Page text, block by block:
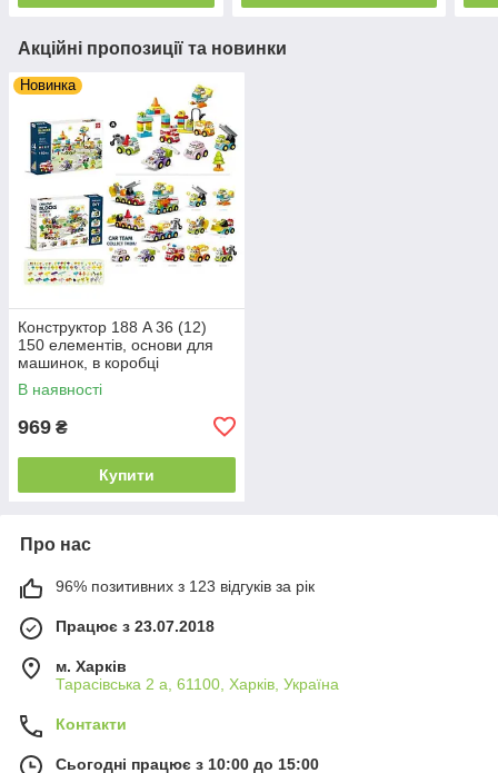
Акційні пропозиції та новинки
Новинка
Конструктор 188 A 36 (12)
150 елементів, основи для
машинок, в коробці
В наявності
969 ₴
Купити
Про нас
96% позитивних з 123 відгуків за рік
Працює з 23.07.2018
м. Харків
Тарасівська 2 а, 61100, Харків, Україна
Контакти
Сьогодні працює з 10:00 до 15:00